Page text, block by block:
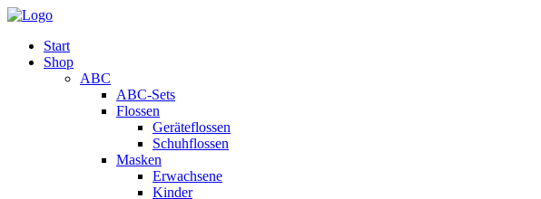
Start
Shop
ABC
ABC-Sets
Flossen
Geräteflossen
Schuhflossen
Masken
Erwachsene
Kinder